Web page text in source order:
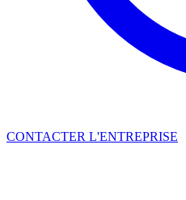
CONTACTER L'ENTREPRISE